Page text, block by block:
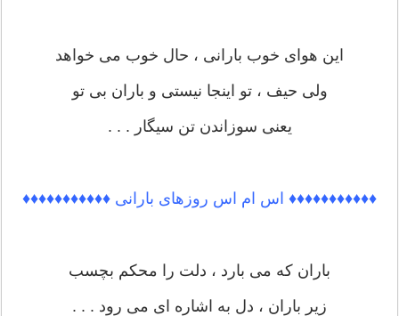
این هوای خوب بارانی ، حال خوب می خواهد
ولی حیف ، تو اینجا نیستی و باران بی تو
یعنی سوزاندن تن سیگار . . .
♦♦♦♦♦♦♦♦♦♦♦ اس ام اس روزهای بارانی ♦♦♦♦♦♦♦♦♦♦♦
باران که می بارد ، دلت را محکم بچسب
زیر باران ، دل به اشاره ای می رود . . .